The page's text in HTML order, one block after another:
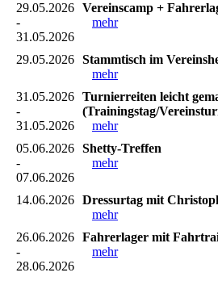
29.05.2026
-
31.05.2026
Vereinscamp +
mehr
29.05.2026 Stammtisch im
mehr
31.05.2026
-
31.05.2026
Turnierreiten leicht
(Trainingstag/
mehr
05.06.2026
-
07.06.2026
Shetty-Treffen
mehr
14.06.2026 Dressurtag mit
mehr
26.06.2026
-
28.06.2026
Fahrerlager mit
mehr